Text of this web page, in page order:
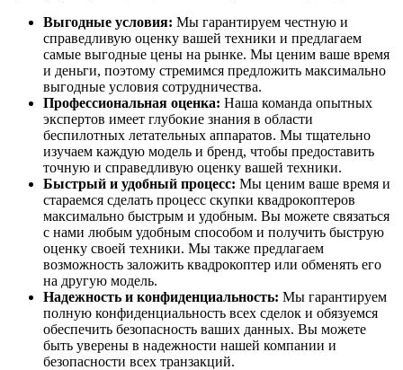
Выгодные условия: Мы гарантируем честную и
справедливую оценку вашей техники и предлагаем
самые выгодные цены на рынке. Мы ценим ваше время
и деньги, поэтому стремимся предложить максимально
выгодные условия сотрудничества.
Профессиональная оценка: Наша команда опытных
экспертов имеет глубокие знания в области
беспилотных летательных аппаратов. Мы тщательно
изучаем каждую модель и бренд, чтобы предоставить
точную и справедливую оценку вашей техники.
Быстрый и удобный процесс: Мы ценим ваше время и
стараемся сделать процесс скупки квадрокоптеров
максимально быстрым и удобным. Вы можете связаться
с нами любым удобным способом и получить быструю
оценку своей техники. Мы также предлагаем
возможность заложить квадрокоптер или обменять его
на другую модель.
Надежность и конфиденциальность: Мы гарантируем
полную конфиденциальность всех сделок и обязуемся
обеспечить безопасность ваших данных. Вы можете
быть уверены в надежности нашей компании и
безопасности всех транзакций.